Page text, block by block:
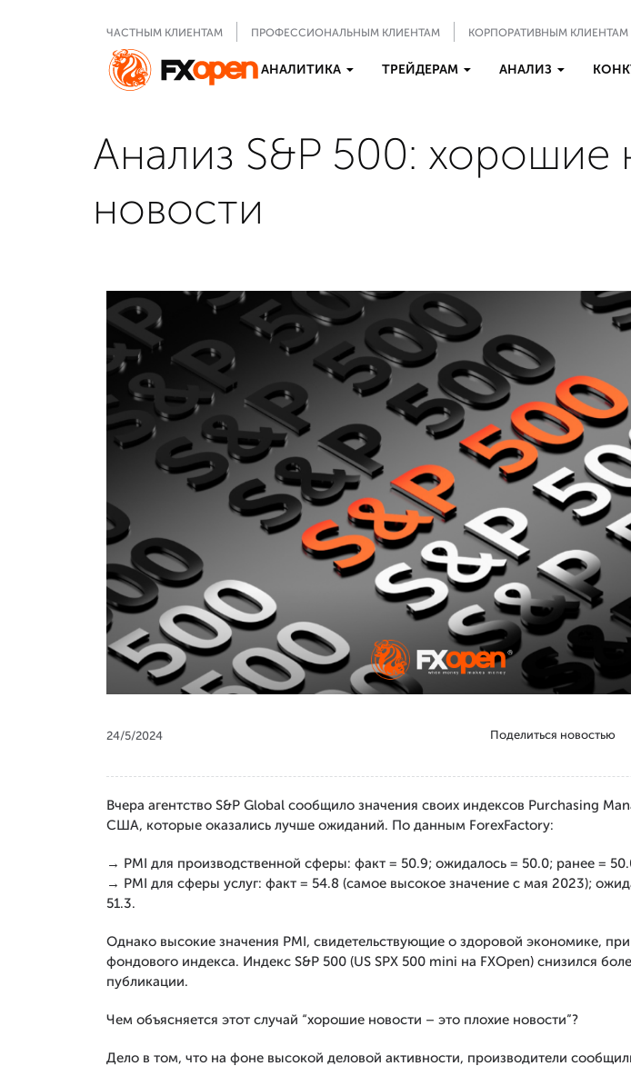
ЧАСТНЫМ КЛИЕНТАМ ПРОФЕССИОНАЛЬНЫМ КЛИЕНТАМ КОРПОРАТИВНЫМ КЛИЕНТАМ
АНАЛИТИКА ТРЕЙДЕРАМ АНАЛИЗ
Анализ S&P 500: хорошие
новости
24/5/2024 Поделиться новостью
Вчера агентство S&P Global сообщило значения своих индексов Purchasing
США, которые оказались лучше ожиданий. По данным ForexFactory:
→ PMI для производственной сферы: факт = 50.9; ожидалось = 50.0; ранее =
→ PMI для сферы услуг: факт = 54.8 (самое высокое значение с мая 2023);
51.3.
Однако высокие значения PMI, свидетельствующие о здоровой экономике,
фондового индекса. Индекс S&P 500 (US SPX 500 mini на FXOpen) снизился
публикации.
Чем объясняется этот случай “хорошие новости – это плохие новости”?
Дело в том, что на фоне высокой деловой активности, производители